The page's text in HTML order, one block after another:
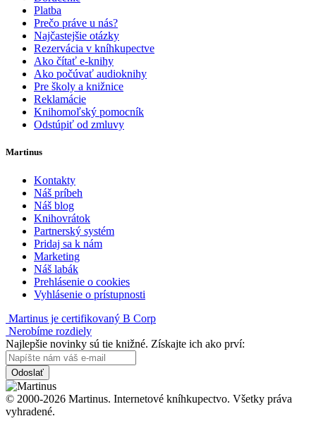
Platba
Prečo práve u nás?
Najčastejšie otázky
Rezervácia v kníhkupectve
Ako čítať e-knihy
Ako počúvať audioknihy
Pre školy a knižnice
Reklamácie
Knihomoľský pomocník
Odstúpiť od zmluvy
Martinus
Kontakty
Náš príbeh
Náš blog
Knihovrátok
Partnerský systém
Pridaj sa k nám
Marketing
Náš labák
Prehlásenie o cookies
Vyhlásenie o prístupnosti
Martinus je certifikovaný B Corp
Nerobíme rozdiely
Najlepšie novinky sú tie knižné. Získajte ich ako prví:
Odoslať
© 2000-2026 Martinus. Internetové kníhkupectvo. Všetky práva
vyhradené.